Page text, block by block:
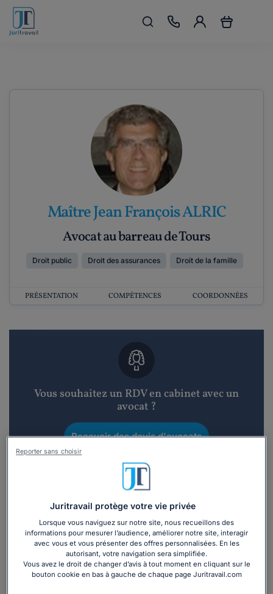
Maître Jean François ALRIC
Avocat au barreau de Tours
Droit public Droit des assurances Droit de la famille
PRÉSENTATION COMPÉTENCES COORDONNÉES
Vous souhaitez un RDV en cabinet avec un
avocat ?
Recevoir des devis d'avocats
3 devis en 48h
Vous souhaitez une consultation par
téléphone ?
Juritravail protège votre vie privée
Lorsque vous naviguez sur notre site, nous recueillons des
informations pour mesurer l’audience, améliorer notre site, interagir
avec vous et vous présenter des offres personnalisées. En les
autorisant, votre navigation sera simplifiée.
Vous avez le droit de changer d’avis à tout moment en cliquant sur le
bouton cookie en bas à gauche de chaque page Juritravail.com
Reporter sans choisir